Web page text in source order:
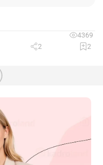
4369
2
2